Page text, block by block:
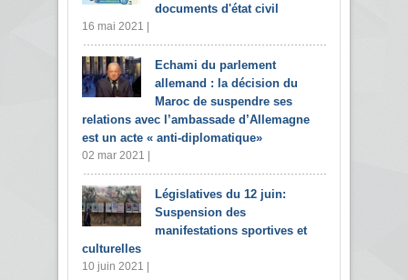
documents d'état civil
16 mai 2021 |
Echami du parlement
allemand : la décision du
Maroc de suspendre ses
relations avec l’ambassade d’Allemagne
est un acte « anti-diplomatique»
02 mar 2021 |
Législatives du 12 juin:
Suspension des
manifestations sportives et
culturelles
10 juin 2021 |